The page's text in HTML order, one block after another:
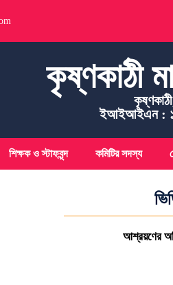
কৃষ্ণকাঠী
ইআইআইএন :
শিক্ষক ও স্টাফবৃন্দ কমিটির সদস্য
আশ্রয়ণের